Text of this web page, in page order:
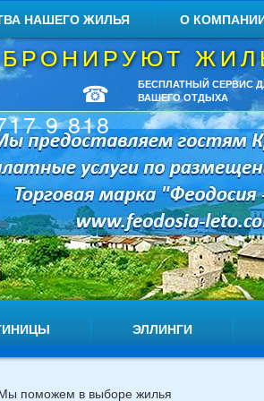
НАШЕГО ЖИЛЬЯ О
☎
9 818
БЕСПЛАТНЫЙ СЕРВИС
ВАШЕГО ОТДЫХА
ЭЛЛИНГИ
поможем в выборе жилья